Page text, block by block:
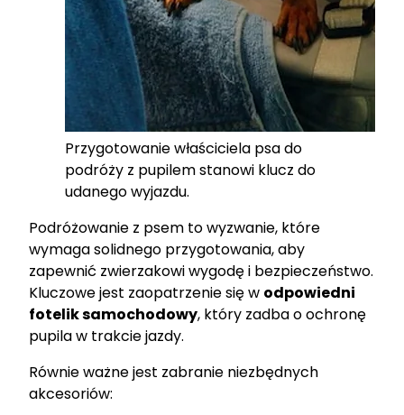
Przygotowanie właściciela psa do
podróży z pupilem stanowi klucz do
udanego wyjazdu.
Podróżowanie z psem to wyzwanie, które
wymaga solidnego przygotowania, aby
zapewnić zwierzakowi wygodę i bezpieczeństwo.
Kluczowe jest zaopatrzenie się w odpowiedni
fotelik samochodowy, który zadba o ochronę
pupila w trakcie jazdy.
Równie ważne jest zabranie niezbędnych
akcesoriów: